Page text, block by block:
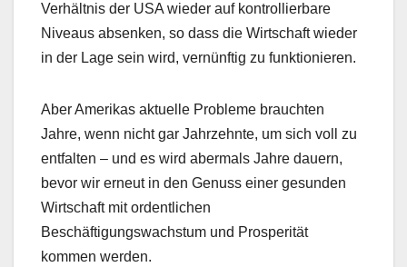
Verhältnis der USA wieder auf kontrollierbare
Niveaus absenken, so dass die Wirtschaft wieder
in der Lage sein wird, vernünftig zu funktionieren.
Aber Amerikas aktuelle Probleme brauchten
Jahre, wenn nicht gar Jahrzehnte, um sich voll zu
entfalten – und es wird abermals Jahre dauern,
bevor wir erneut in den Genuss einer gesunden
Wirtschaft mit ordentlichen
Beschäftigungswachstum und Prosperität
kommen werden.